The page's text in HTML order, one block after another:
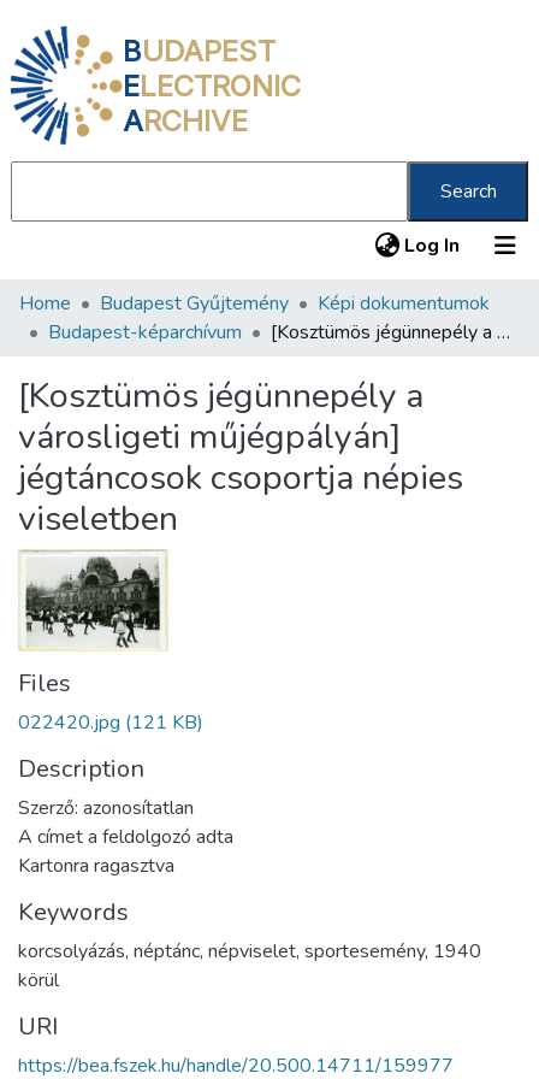
BUDAPEST
ELECTRONIC
ARCHIVE
Search
Log In (current)
Communities & Collections
Statistics
About us
Home Budapest Gyűjtemény
Képi dokumentumok
Budapest-képarchívum
[Kosztümös jégünnepély a városligeti műjégpályán] jégtáncosok csoportja népies viseletben
[Kosztümös jégünnepély a
városligeti műjégpályán]
jégtáncosok csoportja népies
viseletben
Files
022420.jpg (121 KB)
Description
Szerző: azonosítatlan
A címet a feldolgozó adta
Kartonra ragasztva
Keywords
korcsolyázás, néptánc, népviselet, sportesemény, 1940
körül
URI
https://bea.fszek.hu/handle/20.500.14711/159977